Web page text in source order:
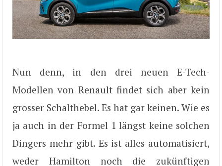
Nun denn, in den drei neuen E-Tech-
Modellen von Renault findet sich aber kein
grosser Schalthebel. Es hat gar keinen. Wie es
ja auch in der Formel 1 längst keine solchen
Dingers mehr gibt. Es ist alles automatisiert,
weder Hamilton noch die zukünftigen